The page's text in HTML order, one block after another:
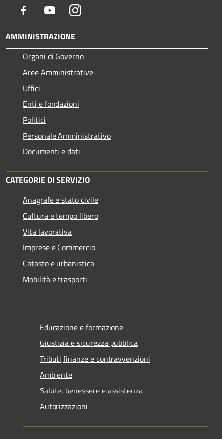
Facebook YoutubeInstagram
AMMINISTRAZIONE
Organi di Governo
Aree Amministrative
Uffici
Enti e fondazioni
Politici
Personale Amministrativo
Documenti e dati
CATEGORIE DI SERVIZIO
Anagrafe e stato civile
Cultura e tempo libero
Vita lavorativa
Imprese e Commercio
Catasto e urbanistica
Mobilità e trasporti
Educazione e formazione
Giustizia e sicurezza pubblica
Tributi,finanze e contravvenzioni
Ambiente
Salute, benessere e assistenza
Autorizzazioni